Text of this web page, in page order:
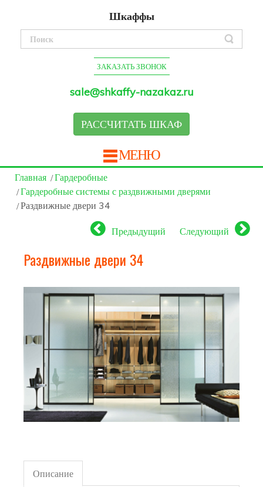
Шкаффы
ЗАКАЗАТЬ ЗВОНОК
sale@shkaffy-nazakaz.ru
РАССЧИТАТЬ ШКАФ
МЕНЮ
Главная
Гардеробные
Гардеробные системы с раздвижными дверями
Раздвижные двери 34
Предыдущий Следующий
Раздвижные двери 34
Описание